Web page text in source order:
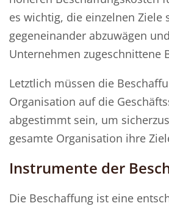
es wichtig, die einzelnen Ziele
gegeneinander abzuwägen
Unternehmen zugeschnittene
Letztlich müssen die
Organisation auf die
abgestimmt sein, um
gesamte Organisation ihre
Instrumente der
Die Beschaffung ist eine